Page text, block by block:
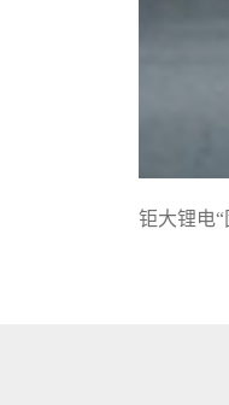
钜大锂电